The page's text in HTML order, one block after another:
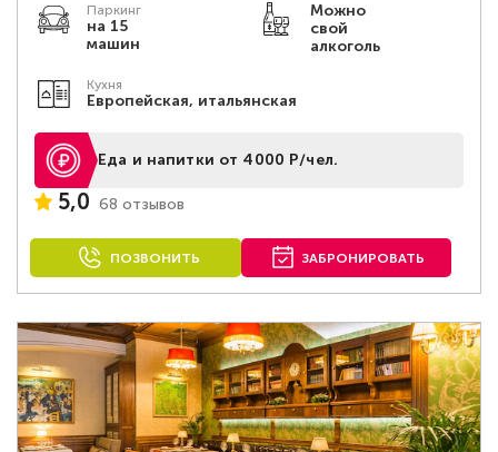
Паркинг
на 15
машин
Можно
свой
алкоголь
Кухня
Европейская, итальянская
Еда и напитки от 4000 Р/чел.
5,0 68 отзывов
ПОЗВОНИТЬ ЗАБРОНИРОВАТЬ